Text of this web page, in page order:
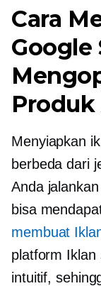
Cara
Produk
Menyiapkan
berbeda dari
Anda
bisa
membuat
platform Iklan
intuitif,